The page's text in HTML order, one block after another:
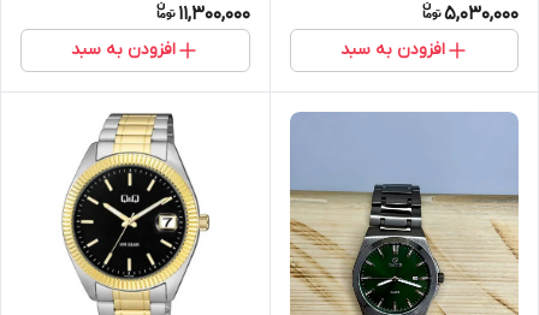
5,030,000
افزودن به سبد
11,300,000
افزودن به سبد